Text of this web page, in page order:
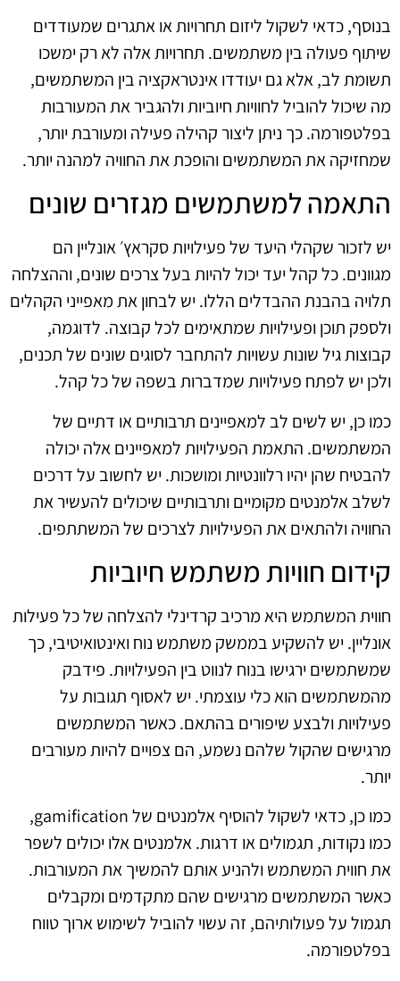
בנוסף, כדאי לשקול ליזום תחרויות או אתגרים שמעודדים
שיתוף פעולה בין משתמשים. תחרויות אלה לא רק ימשכו
תשומת לב, אלא גם יעודדו אינטראקציה בין המשתמשים,
מה שיכול להוביל לחוויות חיוביות ולהגביר את המעורבות
בפלטפורמה. כך ניתן ליצור קהילה פעילה ומעורבת יותר,
שמחזיקה את המשתמשים והופכת את החוויה למהנה יותר.
התאמה למשתמשים מגזרים שונים
יש לזכור שקהלי היעד של פעילויות סקראץ׳ אונליין הם
מגוונים. כל קהל יעד יכול להיות בעל צרכים שונים, וההצלחה
תלויה בהבנת ההבדלים הללו. יש לבחון את מאפייני הקהלים
ולספק תוכן ופעילויות שמתאימים לכל קבוצה. לדוגמה,
קבוצות גיל שונות עשויות להתחבר לסוגים שונים של תכנים,
ולכן יש לפתח פעילויות שמדברות בשפה של כל קהל.
כמו כן, יש לשים לב למאפיינים תרבותיים או דתיים של
המשתמשים. התאמת הפעילויות למאפיינים אלה יכולה
להבטיח שהן יהיו רלוונטיות ומושכות. יש לחשוב על דרכים
לשלב אלמנטים מקומיים ותרבותיים שיכולים להעשיר את
החוויה ולהתאים את הפעילויות לצרכים של המשתתפים.
קידום חוויות משתמש חיוביות
חווית המשתמש היא מרכיב קרדינלי להצלחה של כל פעילות
אונליין. יש להשקיע בממשק משתמש נוח ואינטואיטיבי, כך
שמשתמשים ירגישו בנוח לנווט בין הפעילויות. פידבק
מהמשתמשים הוא כלי עוצמתי. יש לאסוף תגובות על
פעילויות ולבצע שיפורים בהתאם. כאשר המשתמשים
מרגישים שהקול שלהם נשמע, הם צפויים להיות מעורבים
יותר.
כמו כן, כדאי לשקול להוסיף אלמנטים של gamification,
כמו נקודות, תגמולים או דרגות. אלמנטים אלו יכולים לשפר
את חווית המשתמש ולהניע אותם להמשיך את המעורבות.
כאשר המשתמשים מרגישים שהם מתקדמים ומקבלים
תגמול על פעולותיהם, זה עשוי להוביל לשימוש ארוך טווח
בפלטפורמה.